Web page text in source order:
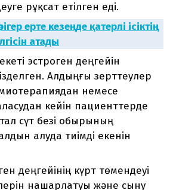
рұқсат етілген еді.
ерте кезеңде қатерлі ісіктің
атады
эстроген деңгейін
Алдыңғы зерттеулер
немесе
кейін пациенттерде
сүт безі обырының
алуда тиімді екенін
деңгейінің күрт төмендеуі
нашарлатуы және сыну